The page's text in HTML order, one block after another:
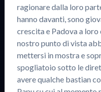
ragionare dalla loro
hanno davanti, sono
crescita e Padova a
nostro punto di vista
mettersi in mostra e
spogliatoio sotto le
avere qualche bastian